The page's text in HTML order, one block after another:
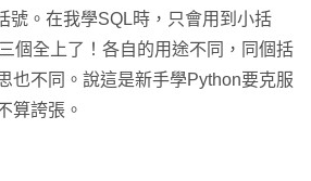
號。在我學SQL時，只會用到小括
個全上了！各自的用途不同，同個括
也不同。說這是新手學Python要克服
算誇張。